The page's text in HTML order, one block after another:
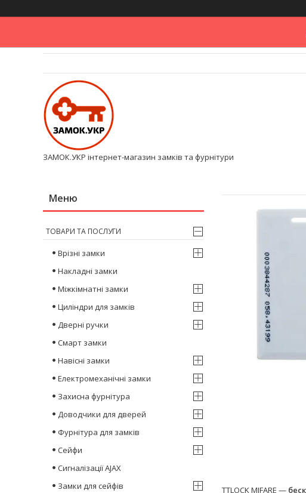
ЗАМОК.УКР інтернет-магазин замків та фурнітури
TTLOCK MIFARE —
ТОВАРИ ТА ПОСЛУГИ
Врізні замки
Накладні замки
Міжкімнатні замки
Циліндри для замків
Дверні ручки
Смарт замки
Навісні замки
Електромеханічні замки
Захисна фурнітура
Доводчики для дверей
Фурнітура для замків
Сейфи
Сигналізації AJAX
Замки для сейфів